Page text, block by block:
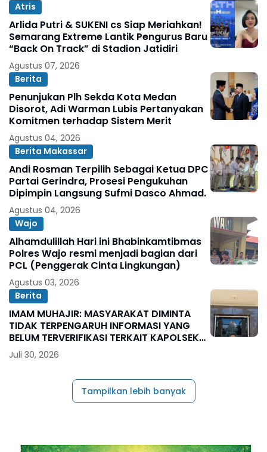
Atris
Arlida Putri & SUKENI cs Siap Meriahkan!
Semarang Extreme Lantik Pengurus Baru
“Back On Track” di Stadion Jatidiri
Agustus 07, 2026
Berita
Penunjukan Plh Sekda Kota Medan
Disorot, Adi Warman Lubis Pertanyakan
Komitmen terhadap Sistem Merit
Agustus 04, 2026
Berita Makassar
Andi Rosman Terpilih Sebagai Ketua DPC
Partai Gerindra, Prosesi Pengukuhan
Dipimpin Langsung Sufmi Dasco Ahmad.
Agustus 04, 2026
Wajo
Alhamdulillah Hari ini Bhabinkamtibmas
Polres Wajo resmi menjadi bagian dari
PCL (Penggerak Cinta Lingkungan)
Agustus 03, 2026
Berita
IMAM MUHAJIR: MASYARAKAT DIMINTA
TIDAK TERPENGARUH INFORMASI YANG
BELUM TERVERIFIKASI TERKAIT KAPOLSEK
BOLO
Juli 30, 2026
Tampilkan lebih banyak